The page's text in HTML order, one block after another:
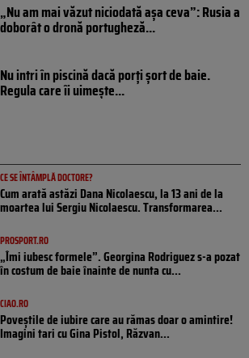
„Nu am mai văzut niciodată așa ceva”: Rusia a
doborât o dronă portugheză...
Nu intri în piscină dacă porți șort de baie.
Regula care îi uimește...
CE SE ÎNTÂMPLĂ DOCTORE?
Cum arată astăzi Dana Nicolaescu, la 13 ani de la
moartea lui Sergiu Nicolaescu. Transformarea...
PROSPORT.RO
„Îmi iubesc formele”. Georgina Rodriguez s-a pozat
în costum de baie înainte de nunta cu...
CIAO.RO
Poveştile de iubire care au rămas doar o amintire!
Imagini tari cu Gina Pistol, Răzvan...